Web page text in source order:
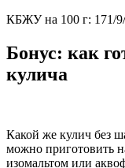
КБЖУ на 100 г: 171/
Бонус: как
кулича
Какой же кулич без
можно приготовить
изомальтом или